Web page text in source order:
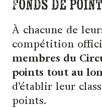
Fonds de
À chacune de
compétition
membres du
points tout au
d’établir leur
points.